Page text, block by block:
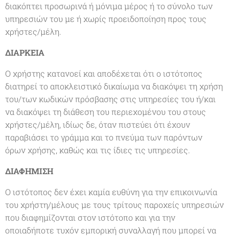
διακόπτει προσωρινά ή μόνιμα μέρος ή το σύνολο των
υπηρεσιών του με ή χωρίς προειδοποίηση προς τους
χρήστες/μέλη.
ΔΙΑΡΚΕΙΑ
Ο χρήστης κατανοεί και αποδέχεται ότι ο ιστότοπος
διατηρεί το αποκλειστικό δικαίωμα να διακόψει τη χρήση
του/των κωδικών πρόσβασης στις υπηρεσίες του ή/και
να διακόψει τη διάθεση του περιεχομένου του στους
χρήστες/μέλη, ιδίως δε, όταν πιστεύει ότι έχουν
παραβιάσει το γράμμα και το πνεύμα των παρόντων
όρων χρήσης, καθώς και τις ίδιες τις υπηρεσίες.
ΔΙΑΦΗΜΙΣΗ
Ο ιστότοπος δεν έχει καμία ευθύνη για την επικοινωνία
του χρήστη/μέλους με τους τρίτους παροχείς υπηρεσιών
που διαφημίζονται στον ιστότοπο και για την
οποιαδήποτε τυχόν εμπορική συναλλαγή που μπορεί να